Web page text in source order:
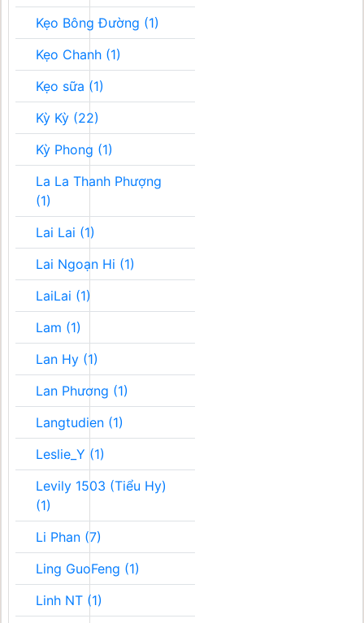
Kẹo Bông Đường (1)
Kẹo Chanh (1)
Kẹo sữa (1)
Kỳ Kỳ (22)
Kỳ Phong (1)
La La Thanh Phượng
(1)
Lai Lai (1)
Lai Ngoạn Hi (1)
LaiLai (1)
Lam (1)
Lan Hy (1)
Lan Phương (1)
Langtudien (1)
Leslie_Y (1)
Levily 1503 (Tiểu Hy)
(1)
Li Phan (7)
Ling GuoFeng (1)
Linh NT (1)